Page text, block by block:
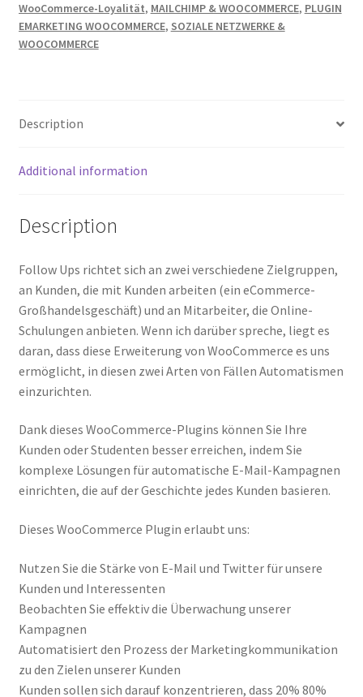
WooCommerce-Loyalität, MAILCHIMP & WOOCOMMERCE, PLUGIN
EMARKETING WOOCOMMERCE, SOZIALE NETZWERKE &
WOOCOMMERCE
Description
Additional information
Description
Follow Ups richtet sich an zwei verschiedene Zielgruppen,
an Kunden, die mit Kunden arbeiten (ein eCommerce-
Großhandelsgeschäft) und an Mitarbeiter, die Online-
Schulungen anbieten. Wenn ich darüber spreche, liegt es
daran, dass diese Erweiterung von WooCommerce es uns
ermöglicht, in diesen zwei Arten von Fällen Automatismen
einzurichten.
Dank dieses WooCommerce-Plugins können Sie Ihre
Kunden oder Studenten besser erreichen, indem Sie
komplexe Lösungen für automatische E-Mail-Kampagnen
einrichten, die auf der Geschichte jedes Kunden basieren.
Dieses WooCommerce Plugin erlaubt uns:
Nutzen Sie die Stärke von E-Mail und Twitter für unsere
Kunden und Interessenten
Beobachten Sie effektiv die Überwachung unserer
Kampagnen
Automatisiert den Prozess der Marketingkommunikation
zu den Zielen unserer Kunden
Kunden sollen sich darauf konzentrieren, dass 20% 80%